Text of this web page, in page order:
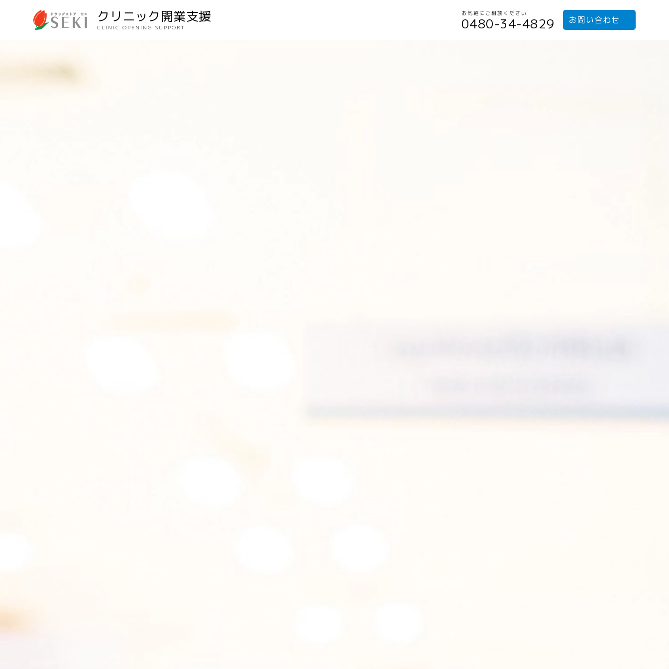
クリニック開業支援
CLINIC OPENING SUPPORT
お気軽にご相談ください
0480-34-4829 お問い合わせ